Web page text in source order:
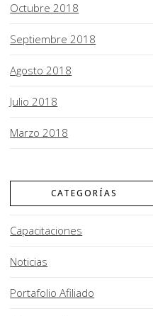
Octubre 2018
Septiembre 2018
Agosto 2018
Julio 2018
Marzo 2018
CATEGORÍAS
Capacitaciones
Noticias
Portafolio Afiliado